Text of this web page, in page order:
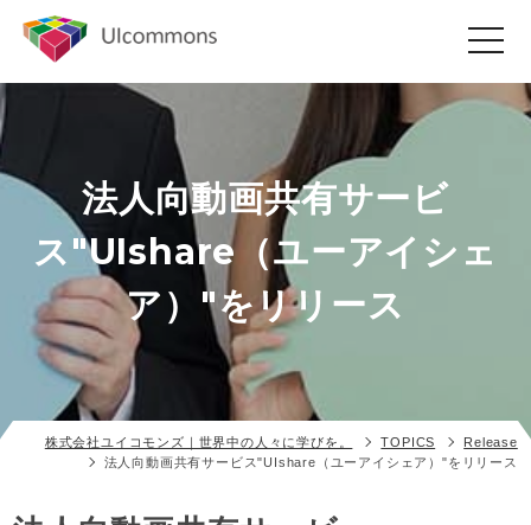
toggle
法人向動画共有サービ
ス"UIshare（ユーアイシェ
ア）"をリリース
株式会社ユイコモンズ｜世界中の人々に学びを。 TOPICS
Release
法人向動画共有サービス"UIshare（ユーアイシェア）"をリリース